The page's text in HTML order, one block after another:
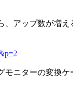
アップ数が増え
ニターの変換ケ